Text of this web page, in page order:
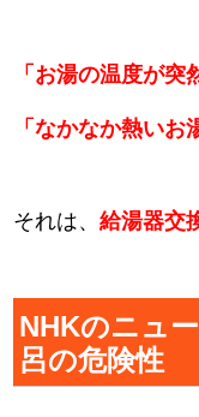
「お湯の温度が突
「なかなか熱いお
それは、給湯器交
NHKのニュ
呂の危険性